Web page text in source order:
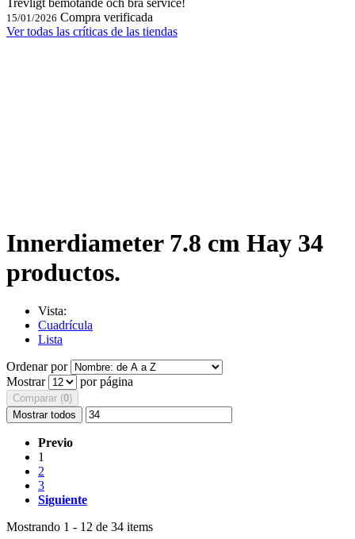
Trevligt bemötande och bra service!
15/01/2026 Compra verificada
Ver todas las críticas de las tiendas
Innerdiameter 7.8 cm Hay 34
productos.
Vista:
Cuadrícula
Lista
Ordenar por
Mostrar
por página
Comparar (0)
Mostrar todos
Previo
1
2
3
Siguiente
Mostrando 1 - 12 de 34 items